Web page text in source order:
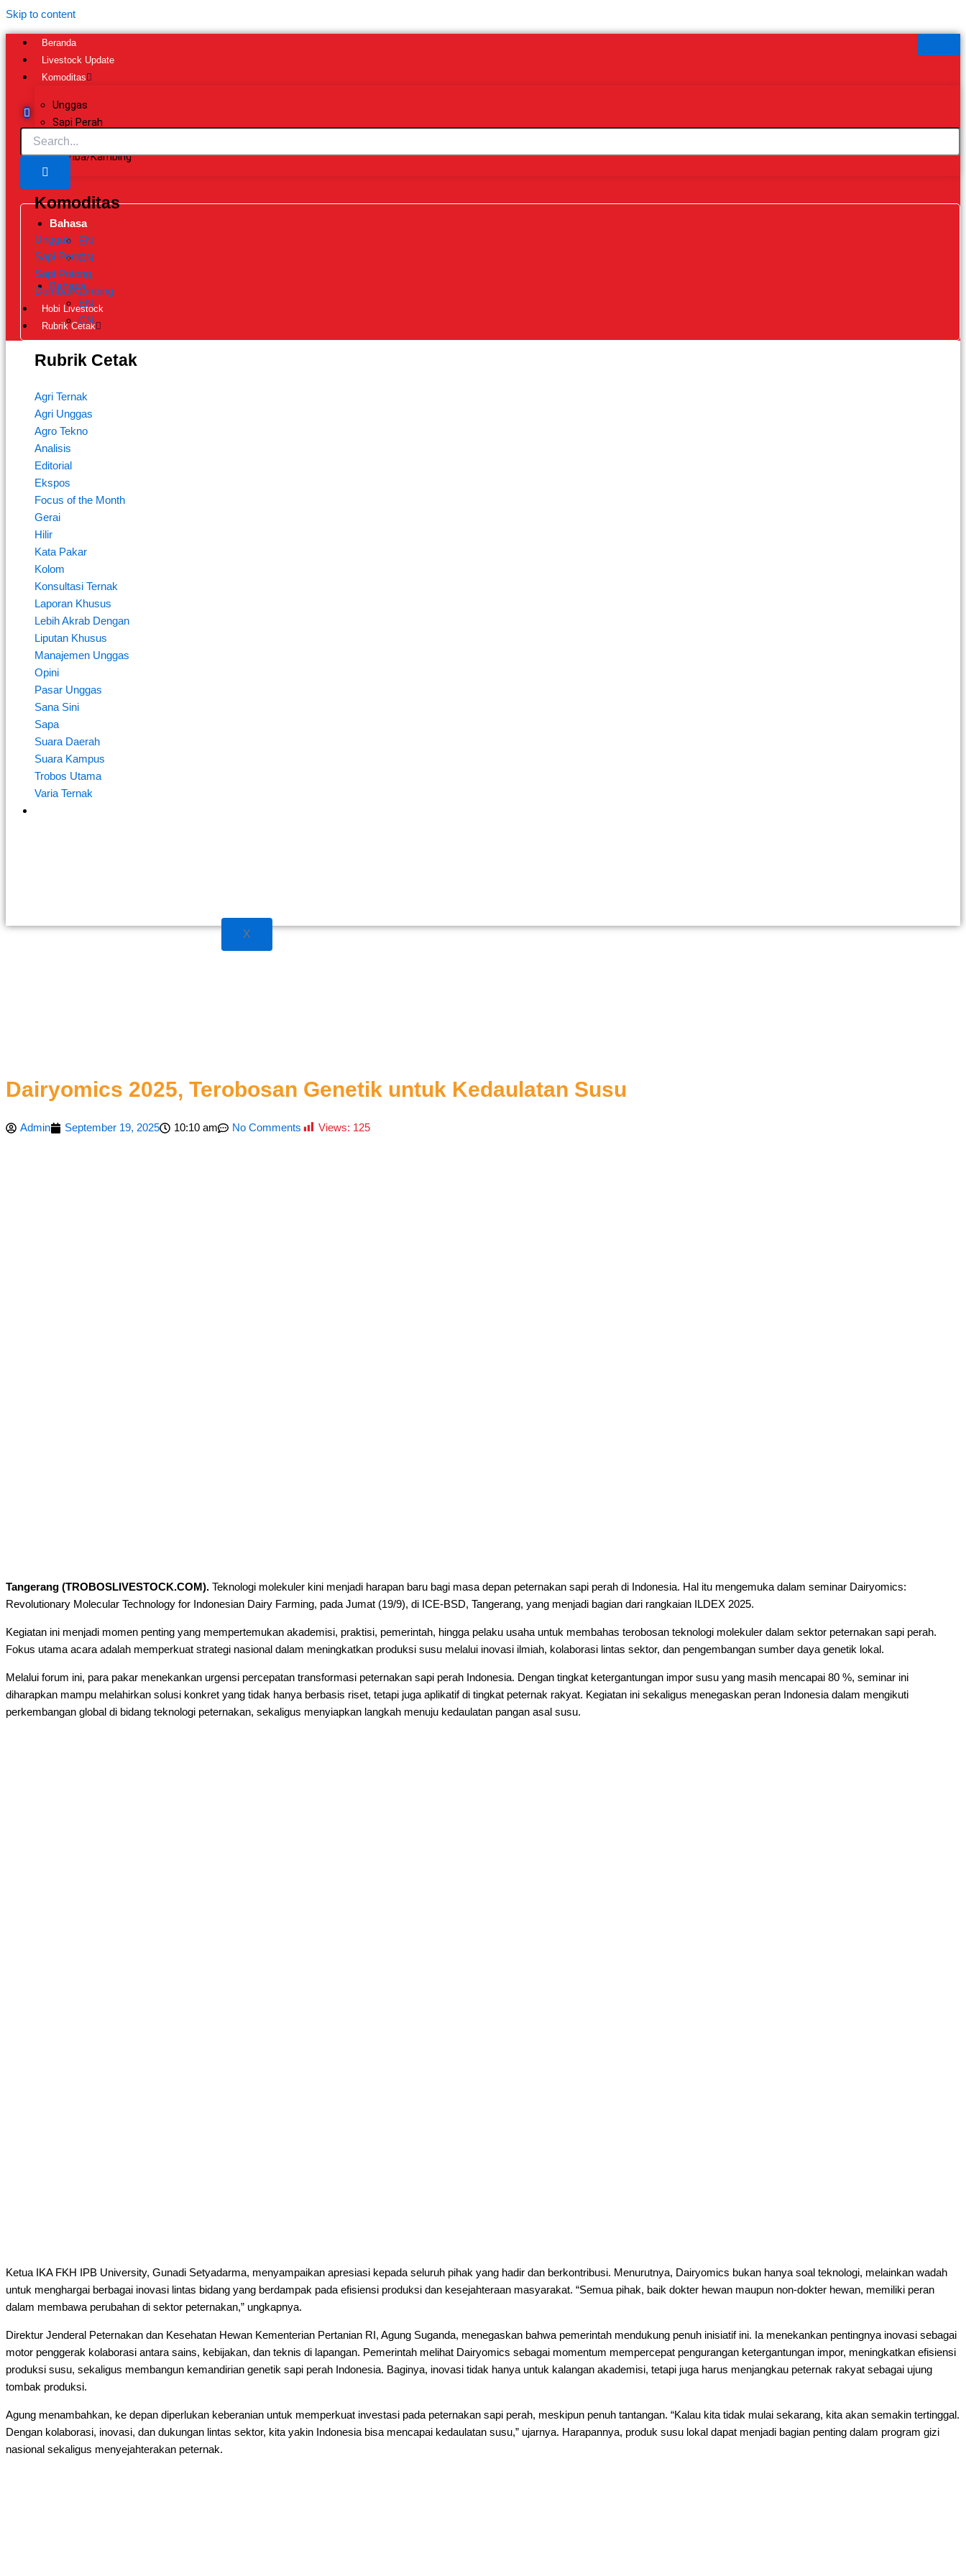
Skip to content
Beranda
Livestock Update
Komoditas
Unggas
Sapi Perah
Sapi Potong
Domba/Kambing
Komoditas
Unggas
Sapi Perah
Sapi Potong
Domba/Kambing
Hobi Livestock
Rubrik Cetak
Rubrik Cetak
Agri Ternak
Agri Unggas
Agro Tekno
Analisis
Editorial
Ekspos
Focus of the Month
Gerai
Hilir
Kata Pakar
Kolom
Konsultasi Ternak
Laporan Khusus
Lebih Akrab Dengan
Liputan Khusus
Manajemen Unggas
Opini
Pasar Unggas
Sana Sini
Sapa
Suara Daerah
Suara Kampus
Trobos Utama
Varia Ternak
X
Bahasa
EN
CN
Bahasa
EN
CN
Dairyomics 2025, Terobosan Genetik untuk Kedaulatan Susu
Admin September 19, 2025 10:10 am No Comments Views: 125
Tangerang (TROBOSLIVESTOCK.COM). Teknologi molekuler kini menjadi harapan baru bagi masa depan peternakan sapi perah di Indonesia. Hal itu mengemuka dalam seminar Dairyomics:
Revolutionary Molecular Technology for Indonesian Dairy Farming, pada Jumat (19/9), di ICE-BSD, Tangerang, yang menjadi bagian dari rangkaian ILDEX 2025.
Kegiatan ini menjadi momen penting yang mempertemukan akademisi, praktisi, pemerintah, hingga pelaku usaha untuk membahas terobosan teknologi molekuler dalam sektor peternakan sapi perah.
Fokus utama acara adalah memperkuat strategi nasional dalam meningkatkan produksi susu melalui inovasi ilmiah, kolaborasi lintas sektor, dan pengembangan sumber daya genetik lokal.
Melalui forum ini, para pakar menekankan urgensi percepatan transformasi peternakan sapi perah Indonesia. Dengan tingkat ketergantungan impor susu yang masih mencapai 80 %, seminar ini
diharapkan mampu melahirkan solusi konkret yang tidak hanya berbasis riset, tetapi juga aplikatif di tingkat peternak rakyat. Kegiatan ini sekaligus menegaskan peran Indonesia dalam mengikuti
perkembangan global di bidang teknologi peternakan, sekaligus menyiapkan langkah menuju kedaulatan pangan asal susu.
Ketua IKA FKH IPB University, Gunadi Setyadarma, menyampaikan apresiasi kepada seluruh pihak yang hadir dan berkontribusi. Menurutnya, Dairyomics bukan hanya soal teknologi, melainkan wadah
untuk menghargai berbagai inovasi lintas bidang yang berdampak pada efisiensi produksi dan kesejahteraan masyarakat. “Semua pihak, baik dokter hewan maupun non-dokter hewan, memiliki peran
dalam membawa perubahan di sektor peternakan,” ungkapnya.
Direktur Jenderal Peternakan dan Kesehatan Hewan Kementerian Pertanian RI, Agung Suganda, menegaskan bahwa pemerintah mendukung penuh inisiatif ini. Ia menekankan pentingnya inovasi sebagai
motor penggerak kolaborasi antara sains, kebijakan, dan teknis di lapangan. Pemerintah melihat Dairyomics sebagai momentum mempercepat pengurangan ketergantungan impor, meningkatkan efisiensi
produksi susu, sekaligus membangun kemandirian genetik sapi perah Indonesia. Baginya, inovasi tidak hanya untuk kalangan akademisi, tetapi juga harus menjangkau peternak rakyat sebagai ujung
tombak produksi.
Agung menambahkan, ke depan diperlukan keberanian untuk memperkuat investasi pada peternakan sapi perah, meskipun penuh tantangan. “Kalau kita tidak mulai sekarang, kita akan semakin tertinggal.
Dengan kolaborasi, inovasi, dan dukungan lintas sektor, kita yakin Indonesia bisa mencapai kedaulatan susu,” ujarnya. Harapannya, produk susu lokal dapat menjadi bagian penting dalam program gizi
nasional sekaligus menyejahterakan peternak.